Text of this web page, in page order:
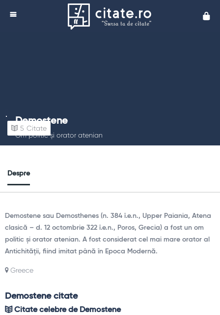
Demostene
Om politic și orator atenian
5 Citate
Despre
Demostene sau Demosthenes (n. 384 î.e.n., Upper Paiania​, Atena
clasică – d. 12 octombrie 322 î.e.n., Poros​, Grecia) a fost un om
politic și orator atenian. A fost considerat cel mai mare orator al
Antichității, fiind imitat până în Epoca Modernă.
Greece
Demostene citate
Citate celebre de Demostene